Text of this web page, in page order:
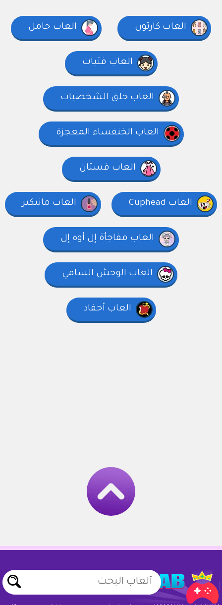
العاب كارتون العاب حامل
العاب فتيات
العاب خلق الشخصيات
العاب الخنفساء المعجزة
العاب فستان
العاب Cuphead العاب مانيكير
العاب مفاجأة إل أوه إل
العاب الوحش السامي
العاب أحفاد